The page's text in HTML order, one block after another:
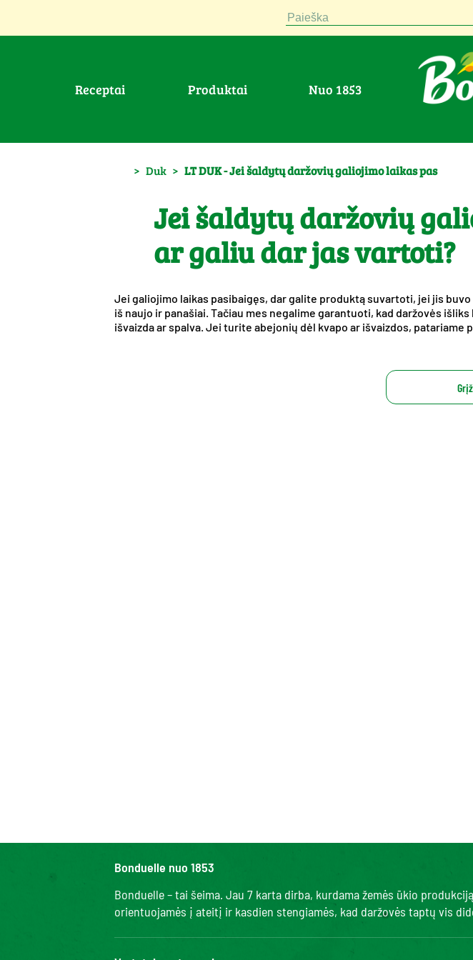
Paieška
Receptai Produktai nuo 1853
> Duk > LT DUK - Jei šaldytų daržovių galiojimo laikas pas
Jei šaldytų daržovių
ar galiu dar jas vartoti?
Jei galiojimo laikas pasibaigęs, dar galite produktą suvartoti, jei jis
iš naujo ir panašiai. Tačiau mes negalime garantuoti, kad daržovės
išvaizda ar spalva. Jei turite abejonių dėl kvapo ar išvaizdos, patariame
Bonduelle nuo 1853
Bonduelle – tai šeima. Jau 7 karta dirba, kurdama žemės ūkio
orientuojamės į ateitį ir kasdien stengiamės, kad daržovės taptų vis